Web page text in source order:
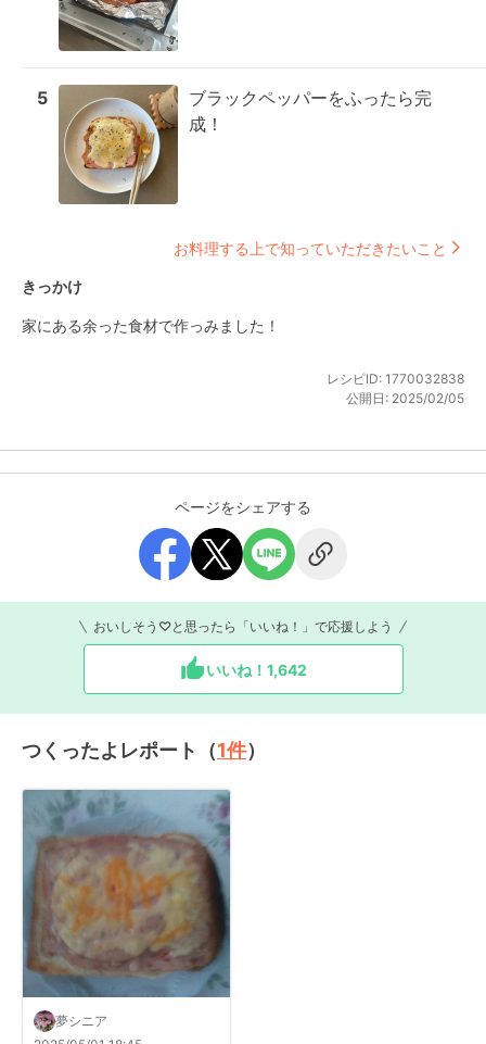
5
ブラックペッパーをふったら完
成！
お料理する上で知っていただきたいこと
きっかけ
家にある余った食材で作っみました！
レシピID: 1770032838
公開日: 2025/02/05
ページをシェアする
おいしそう♡と思ったら「いいね！」で応援しよう
いいね！ 1,642
つくったよレポート（1件）
夢シニア